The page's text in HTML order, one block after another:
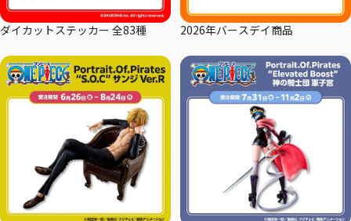
ダイカットステッカー 全83種 2026年バースデイ商品